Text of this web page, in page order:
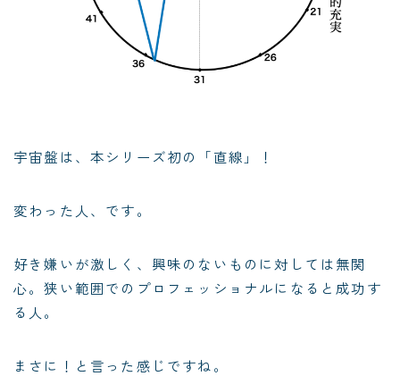
宇宙盤は、本シリーズ初の「直線」！
変わった人、です。
好き嫌いが激しく、興味のないものに対しては無関
心。狭い範囲でのプロフェッショナルになると成功す
る人。
まさに！と言った感じですね。